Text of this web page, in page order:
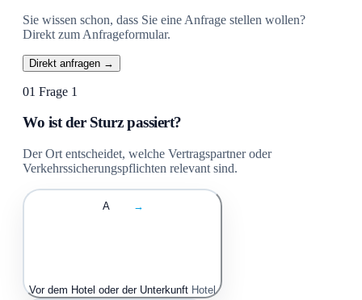
Sie wissen schon, dass Sie eine Anfrage stellen wollen?
Direkt zum Anfrageformular.
Direkt anfragen →
01 Frage 1
Wo ist der Sturz passiert?
Der Ort entscheidet, welche Vertragspartner oder
Verkehrssicherungspflichten relevant sind.
A →
Vor dem Hotel oder der Unterkunft Hotel